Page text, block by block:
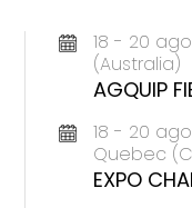
18 - 20
(Australia)
AGQUIP
18 - 20
Quebec
EXPO